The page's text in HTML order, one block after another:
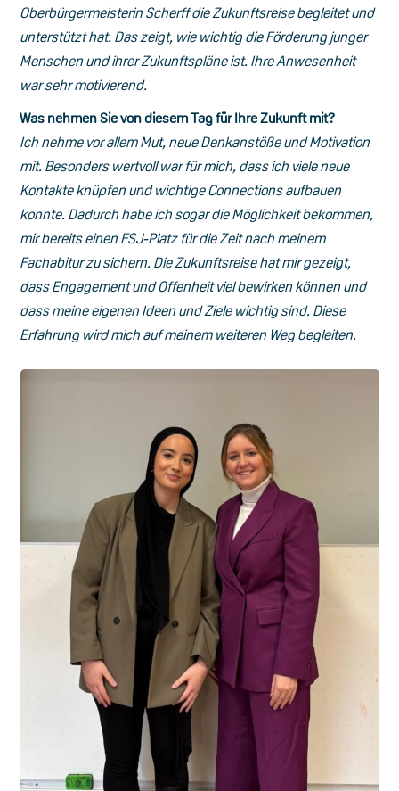
Oberbürgermeisterin Scherff die Zukunftsreise begleitet und
unterstützt hat. Das zeigt, wie wichtig die Förderung junger
Menschen und ihrer Zukunftspläne ist. Ihre Anwesenheit
war sehr motivierend.
Was nehmen Sie von diesem Tag für Ihre Zukunft mit?
Ich nehme vor allem Mut, neue Denkanstöße und Motivation
mit. Besonders wertvoll war für mich, dass ich viele neue
Kontakte knüpfen und wichtige Connections aufbauen
konnte. Dadurch habe ich sogar die Möglichkeit bekommen,
mir bereits einen FSJ-Platz für die Zeit nach meinem
Fachabitur zu sichern. Die Zukunftsreise hat mir gezeigt,
dass Engagement und Offenheit viel bewirken können und
dass meine eigenen Ideen und Ziele wichtig sind. Diese
Erfahrung wird mich auf meinem weiteren Weg begleiten.